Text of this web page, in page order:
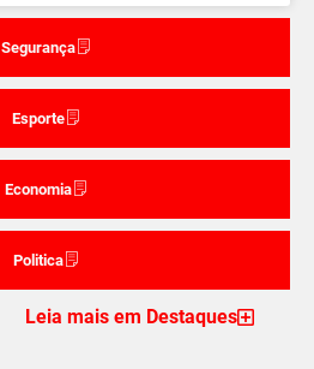
Segurança
Esporte
Economia
Politica
Leia mais em Destaques